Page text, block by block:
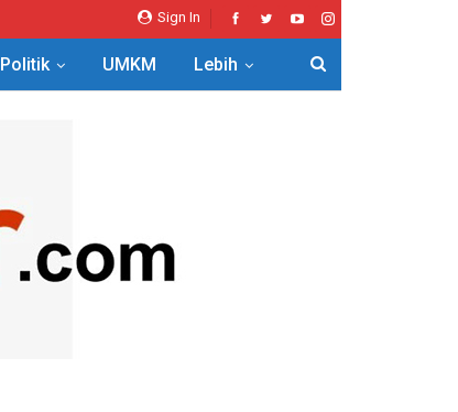
Sign In
Politik UMKM Lebih